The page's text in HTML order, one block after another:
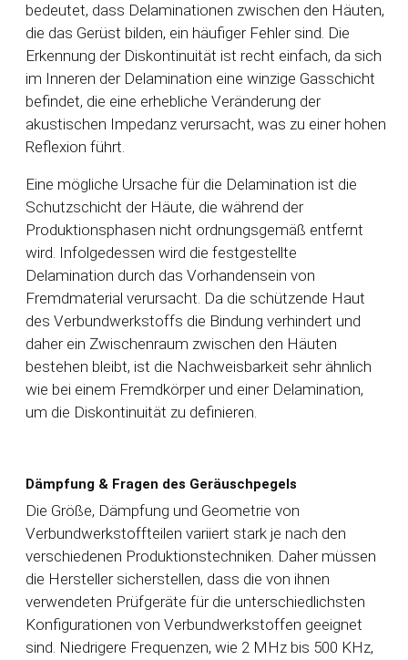
bedeutet, dass Delaminationen zwischen den Häuten,
die das Gerüst bilden, ein häufiger Fehler sind. Die
Erkennung der Diskontinuität ist recht einfach, da sich
im Inneren der Delamination eine winzige Gasschicht
befindet, die eine erhebliche Veränderung der
akustischen Impedanz verursacht, was zu einer hohen
Reflexion führt.
Eine mögliche Ursache für die Delamination ist die
Schutzschicht der Häute, die während der
Produktionsphasen nicht ordnungsgemäß entfernt
wird. Infolgedessen wird die festgestellte
Delamination durch das Vorhandensein von
Fremdmaterial verursacht. Da die schützende Haut
des Verbundwerkstoffs die Bindung verhindert und
daher ein Zwischenraum zwischen den Häuten
bestehen bleibt, ist die Nachweisbarkeit sehr ähnlich
wie bei einem Fremdkörper und einer Delamination,
um die Diskontinuität zu definieren.
Dämpfung & Fragen des Geräuschpegels
Die Größe, Dämpfung und Geometrie von
Verbundwerkstoffteilen variiert stark je nach den
verschiedenen Produktionstechniken. Daher müssen
die Hersteller sicherstellen, dass die von ihnen
verwendeten Prüfgeräte für die unterschiedlichsten
Konfigurationen von Verbundwerkstoffen geeignet
sind. Niedrigere Frequenzen, wie 2 MHz bis 500 KHz,